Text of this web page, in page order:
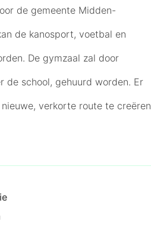
de gemeente Midden-
de kanosport, voetbal en
De gymzaal zal door
de school, gehuurd worden. Er
verkorte route te creëren